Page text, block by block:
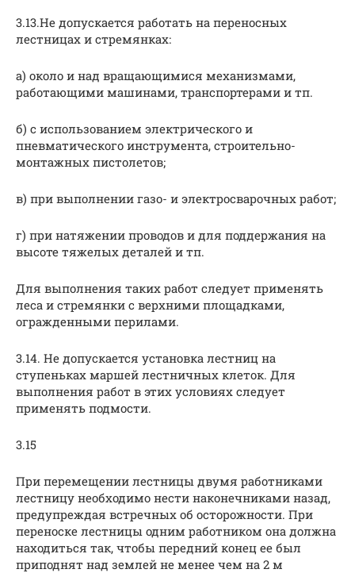
3.13.Не допускается работать на переносных
лестницах и стремянках:
а) около и над вращающимися механизмами,
работающими машинами, транспортерами и тп.
б) с использованием электрического и
пневматического инструмента, строительно-
монтажных пистолетов;
в) при выполнении газо- и электросварочных работ;
г) при натяжении проводов и для поддержания на
высоте тяжелых деталей и тп.
Для выполнения таких работ следует применять
леса и стремянки с верхними площадками,
огражденными перилами.
3.14. Не допускается установка лестниц на
ступеньках маршей лестничных клеток. Для
выполнения работ в этих условиях следует
применять подмости.
3.15
При перемещении лестницы двумя работниками
лестницу необходимо нести наконечниками назад,
предупреждая встречных об осторожности. При
переноске лестницы одним работником она должна
находиться так, чтобы передний конец ее был
приподнят над землей не менее чем на 2 м